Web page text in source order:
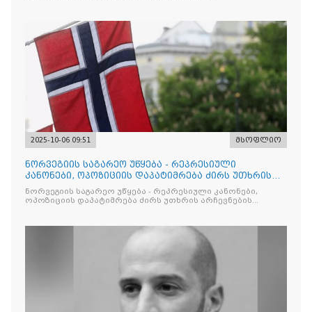
2025-10-06 09:51 მსოფლიო
ნორვეგიის საგარეო უწყება - რეპრესიული
კანონები, ოპოზიციის დაპატიმრება ძირს უთხრის
არჩევნების ნდობას
ნორვეგიის საგარეო უწყება - რეპრესიული კანონები,
ოპოზიციის დაპატიმრება ძირს უთხრის არჩევნების